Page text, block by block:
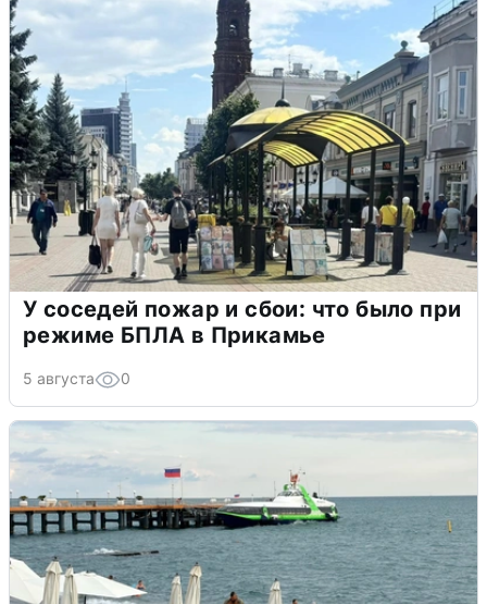
У соседей пожар и сбои: что было при
режиме БПЛА в Прикамье
5 августа 0